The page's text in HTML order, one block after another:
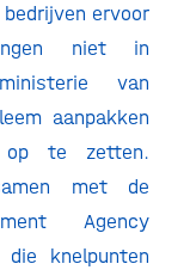
ervoor
niet in
van
aanpakken
op te zetten.
met de
Agency
knelpunten